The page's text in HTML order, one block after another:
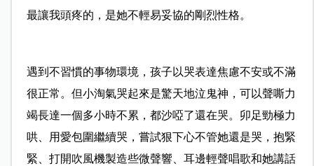
最讓我頭疼的，是她不輕易妥協的剛烈性格。
遇到不習慣的事物環境，孩子以哭表達焦慮不安或不滿
很正常。但小淘氣哭起來是驚天地泣鬼神，可以聲嘶力
竭長達一個多小時不累，都沙啞了還在哭。卯足勁極力
哄、用愛包圍繼續哭，嘗試狠下心不管她還是哭，抱緊
緊、打開吹風機製造些微聲響、耳邊輕聲唱歌和她講話